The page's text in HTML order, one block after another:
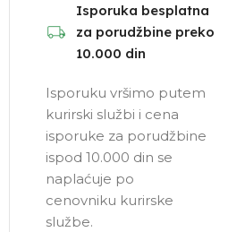
Isporuka besplatna
za porudžbine preko
10.000 din
Isporuku vršimo putem
kurirski službi i cena
isporuke za porudžbine
ispod 10.000 din se
naplaćuje po
cenovniku kurirske
službe.